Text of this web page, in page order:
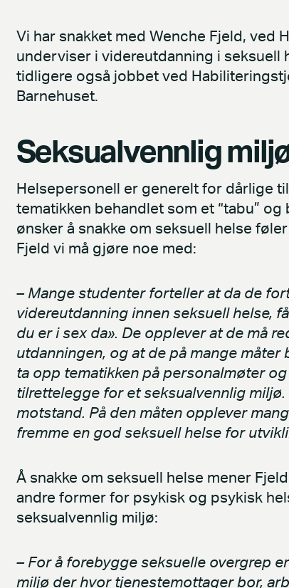
Vi har snakket med Wenche Fjeld, ved
underviser i videreutdanning i seksuell
tidligere også jobbet ved
Barnehuset.
Seksualvennlig
Helsepersonell er generelt for dårlige
tematikken behandlet som et “tabu”
ønsker å snakke om seksuell helse
Fjeld vi må gjøre noe med:
– Mange studenter forteller at da de
videreutdanning innen seksuell helse,
du er i sex da». De opplever at de må
utdanningen, og at de på mange
ta opp tematikken på personalmøter
tilrettelegge for et seksualvennlig
motstand. På den måten opplever
fremme en god seksuell helse for
Å snakke om seksuell helse mener
andre former for psykisk og psykisk
seksualvennlig miljø:
– For å forebygge seksuelle overgrep
miljø der hvor tjenestemottager bor,